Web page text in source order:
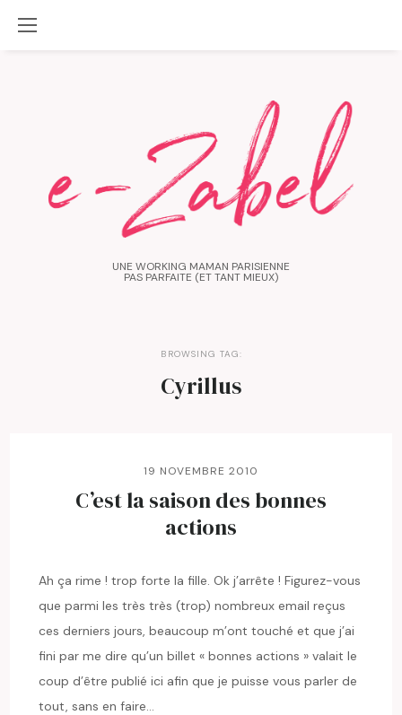
UNE WORKING MAMAN PARISIENNE
PAS PARFAITE (ET TANT MIEUX)
BROWSING TAG:
Cyrillus
19 NOVEMBRE 2010
C’est la saison des bonnes
actions
Ah ça rime ! trop forte la fille. Ok j’arrête ! Figurez-vous
que parmi les très très (trop) nombreux email reçus
ces derniers jours, beaucoup m’ont touché et que j’ai
fini par me dire qu’un billet « bonnes actions » valait le
coup d’être publié ici afin que je puisse vous parler de
tout, sans en faire…